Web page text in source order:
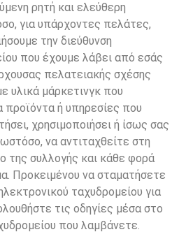
ρητή και ελεύθερη
για υπάρχοντες πελάτες,
την διεύθυνση
που έχουμε λάβει από εσάς
πελατειακής σχέσης
υλικά μάρκετινγκ που
προϊόντα ή υπηρεσίες που
χρησιμοποιήσει ή ίσως σας
να αντιταχθείτε στη
της συλλογής και κάθε φορά
Προκειμένου να σταματήσετε
ταχυδρομείου για
τις οδηγίες μέσα στο
που λαμβάνετε.